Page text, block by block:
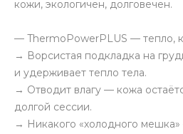
кожи, экологичен, долговечен.
— ThermoPowerPLUS — тепло,
→ Ворсистая подкладка на
и удерживает тепло тела.
→ Отводит влагу — кожа
долгой сессии.
→ Никакого «холодного мешка»